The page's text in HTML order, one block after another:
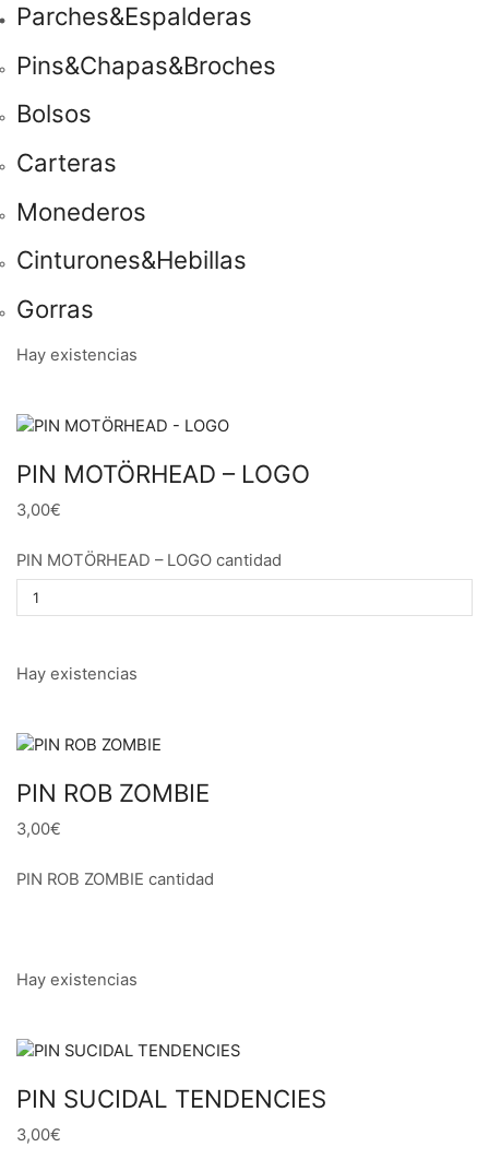
Parches&Espalderas
Pins&Chapas&Broches
Bolsos
Carteras
Monederos
Cinturones&Hebillas
Gorras
Hay existencias
PIN MOTÖRHEAD – LOGO
3,00€
PIN MOTÖRHEAD – LOGO cantidad
Hay existencias
PIN ROB ZOMBIE
3,00€
PIN ROB ZOMBIE cantidad
Hay existencias
PIN SUCIDAL TENDENCIES
3,00€